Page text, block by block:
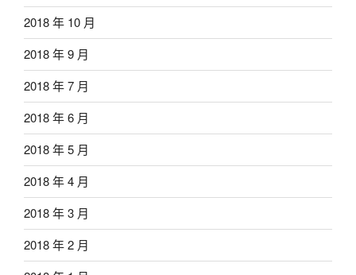
2018 年 10 月
2018 年 9 月
2018 年 7 月
2018 年 6 月
2018 年 5 月
2018 年 4 月
2018 年 3 月
2018 年 2 月